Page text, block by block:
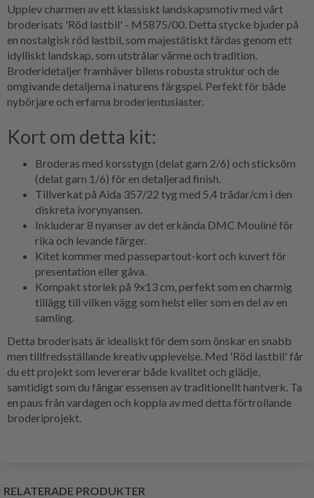
Upplev charmen av ett klassiskt landskapsmotiv med vårt
broderisats 'Röd lastbil' - M5875/00. Detta stycke bjuder på
en nostalgisk röd lastbil, som majestätiskt färdas genom ett
idylliskt landskap, som utstrålar värme och tradition.
Broderidetaljer framhäver bilens robusta struktur och de
omgivande detaljerna i naturens färgspel. Perfekt för både
nybörjare och erfarna broderientusiaster.
Kort om detta kit:
Broderas med korsstygn (delat garn 2/6) och sticksöm
(delat garn 1/6) för en detaljerad finish.
Tillverkat på Aida 357/22 tyg med 5,4 trådar/cm i den
diskreta ivorynyansen.
Inkluderar 8 nyanser av det erkända DMC Mouliné för
rika och levande färger.
Kitet kommer med passepartout-kort och kuvert för
presentation eller gåva.
Kompakt storlek på 9x13 cm, perfekt som en charmig
tillägg till vilken vägg som helst eller som en del av en
samling.
Detta broderisats är idealiskt för dem som önskar en snabb
men tillfredsställande kreativ upplevelse. Med 'Röd lastbil' får
du ett projekt som levererar både kvalitet och glädje,
samtidigt som du fångar essensen av traditionellt hantverk. Ta
en paus från vardagen och koppla av med detta förtrollande
broderiprojekt.
RELATERADE PRODUKTER